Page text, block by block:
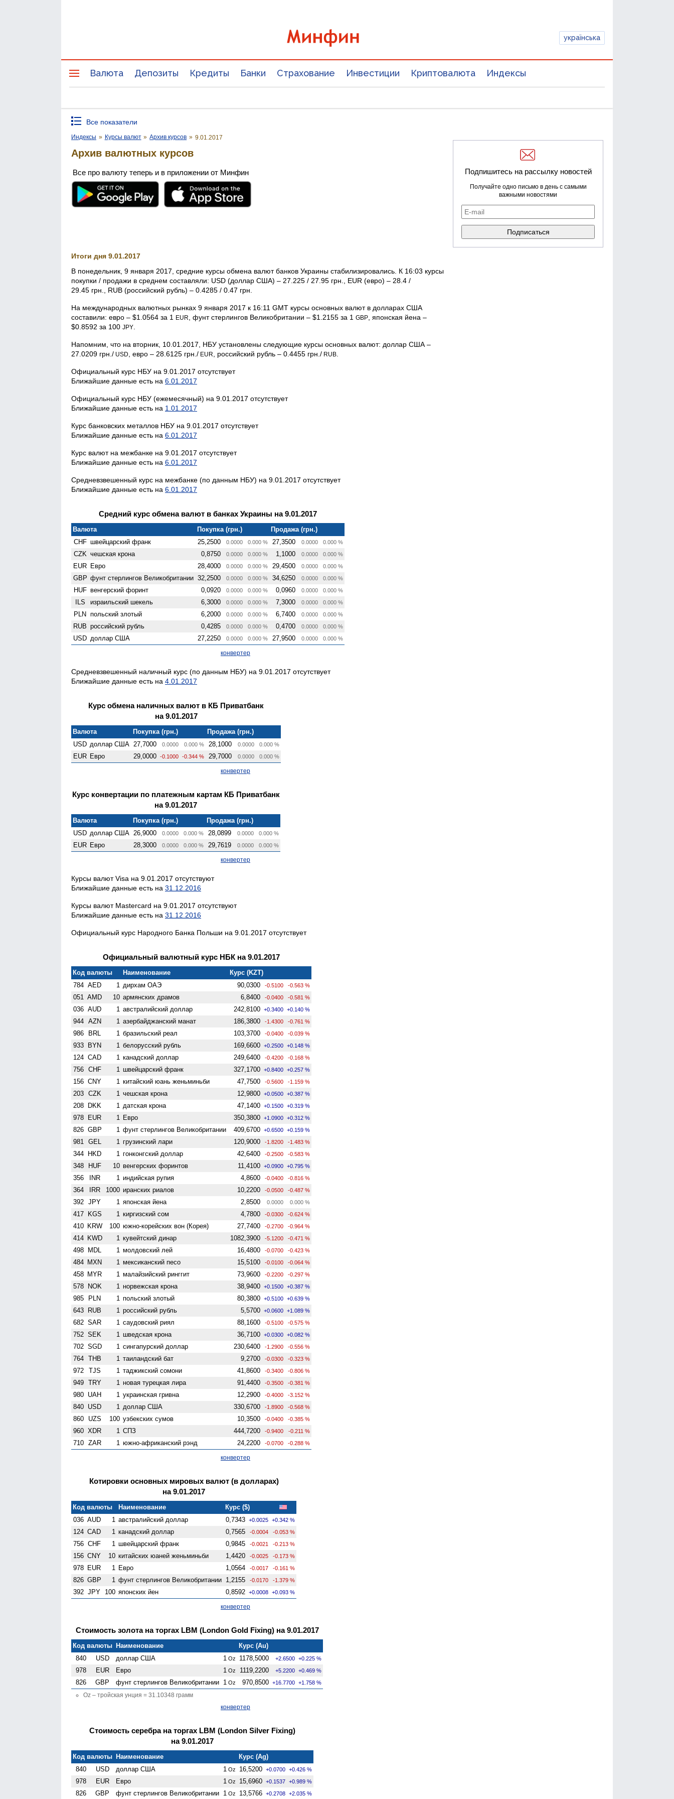
українська
Валюта Депозиты Кредиты Банки Страхование Инвестиции Криптовалюта Индексы
Все показатели
Индексы » Курсы валют » Архив курсов » 9.01.2017
Архив валютных курсов
Все про валюту теперь и в приложении от Минфин
Итоги дня 9.01.2017
В понедельник, 9 января 2017, средние курсы обмена валют банков Украины стабилизировались. К 16:03 курсы
покупки / продажи в среднем составляли: USD (доллар США) – 27.225 / 27.95 грн., EUR (евро) – 28.4 /
29.45 грн., RUB (российский рубль) – 0.4285 / 0.47 грн.
На международных валютных рынках 9 января 2017 к 16:11 GMT курсы основных валют в долларах США
составили: евро – $1.0564 за 1 EUR , фунт стерлингов Великобритании – $1.2155 за 1 GBP , японская йена –
$0.8592 за 100 JPY
Напомним, что на вторник, 10.01.2017, НБУ установлены следующие курсы основных валют: доллар США –
27.0209 грн./ USD , евро – 28.6125 грн./ EUR , российский рубль – 0.4455 грн./ RUB
Официальный курс НБУ на 9.01.2017 отсутствует
Ближайшие данные есть на 6.01.2017
Официальный курс НБУ (ежемесячный) на 9.01.2017 отсутствует
Ближайшие данные есть на 1.01.2017
Курс банковских металлов НБУ на 9.01.2017 отсутствует
Ближайшие данные есть на 6.01.2017
Курс валют на межбанке на 9.01.2017 отсутствует
Ближайшие данные есть на 6.01.2017
Средневзвешенный курс на межбанке (по данным НБУ) на 9.01.2017 отсутствует
Ближайшие данные есть на 6.01.2017
Средний курс обмена валют в банках Украины на 9.01.2017
Валюта Покупка (грн.)
Продажа (грн.)
CHF швейцарский франк 25,2500 0.0000 0.000 % 27,3500 0.0000 0.000 %
CZK чешская крона 0,8750 0.0000 0.000 % 1,1000 0.0000 0.000 %
EUR Евро 28,4000 0.0000 0.000 % 29,4500 0.0000 0.000 %
GBP фунт стерлингов Велико­британии 32,2500 0.0000 0.000 % 34,6250 0.0000 0.000 %
HUF венгерский форинт 0,0920 0.0000 0.000 % 0,0960 0.0000 0.000 %
ILS израильский шекель 6,3000 0.0000 0.000 % 7,3000 0.0000 0.000 %
PLN польский злотый 6,2000 0.0000 0.000 % 6,7400 0.0000 0.000 %
RUB российский рубль 0,4285 0.0000 0.000 % 0,4700 0.0000 0.000 %
USD доллар США 27,2250 0.0000 0.000 % 27,9500 0.0000 0.000 %
конвертер
Средневзвешенный наличный курс (по данным НБУ) на 9.01.2017 отсутствует
Ближайшие данные есть на 4.01.2017
Курс обмена наличных валют в КБ Приватбанк
на 9.01.2017
Валюта Покупка (грн.)
Продажа (грн.)
USD доллар США 27,7000 0.0000 0.000 % 28,1000 0.0000 0.000 %
EUR Евро 29,0000 -0.1000 -0.344 % 29,7000 0.0000 0.000 %
конвертер
Курс конвертации по платежным картам КБ Приватбанк
на 9.01.2017
Валюта Покупка (грн.)
Продажа (грн.)
USD доллар США 26,9000 0.0000 0.000 % 28,0899 0.0000 0.000 %
EUR Евро 28,3000 0.0000 0.000 % 29,7619 0.0000 0.000 %
конвертер
Курсы валют Visa на 9.01.2017 отсутствуют
Ближайшие данные есть на 31.12.2016
Курсы валют Mastercard на 9.01.2017 отсутствуют
Ближайшие данные есть на 31.12.2016
Официальный курс Народного Банка Польши на 9.01.2017 отсутствует
Официальный валютный курс НБК на 9.01.2017
Код валюты Наименование
Курс (KZT)
784 AED 1 дирхам ОАЭ 90,0300 -0.5100 -0.563 %
051 AMD 10 армянских драмов 6,8400 -0.0400 -0.581 %
036 AUD 1 австралийский доллар 242,8100 +0.3400 +0.140 %
944 AZN 1 азербайджанский манат 186,3800 -1.4300 -0.761 %
986 BRL 1 бразильский реал 103,3700 -0.0400 -0.039 %
933 BYN 1 белорусский рубль 169,6600 +0.2500 +0.148 %
124 CAD 1 канадский доллар 249,6400 -0.4200 -0.168 %
756 CHF 1 швейцарский франк 327,1700 +0.8400 +0.257 %
156 CNY 1 китайский юань женьминьби 47,7500 -0.5600 -1.159 %
203 CZK 1 чешская крона 12,9800 +0.0500 +0.387 %
208 DKK 1 датская крона 47,1400 +0.1500 +0.319 %
978 EUR 1 Евро 350,3800 +1.0900 +0.312 %
826 GBP 1 фунт стерлингов Велико­британии 409,6700 +0.6500 +0.159 %
981 GEL 1 грузинский лари 120,9000 -1.8200 -1.483 %
344 HKD 1 гонконгский доллар 42,6400 -0.2500 -0.583 %
348 HUF 10 венгерских форинтов 11,4100 +0.0900 +0.795 %
356 INR 1 индийская рупия 4,8600 -0.0400 -0.816 %
364 IRR 1000 иранских риалов 10,2200 -0.0500 -0.487 %
392 JPY 1 японская йена 2,8500 0.0000 0.000 %
417 KGS 1 киргизский сом 4,7800 -0.0300 -0.624 %
410 KRW 100 южно-корейских вон (Корея) 27,7400 -0.2700 -0.964 %
414 KWD 1 кувейтский динар 1082,3900 -5.1200 -0.471 %
498 MDL 1 молдовский лей 16,4800 -0.0700 -0.423 %
484 MXN 1 мексиканский песо 15,5100 -0.0100 -0.064 %
458 MYR 1 малайзийский ринггит 73,9600 -0.2200 -0.297 %
578 NOK 1 норвежская крона 38,9400 +0.1500 +0.387 %
985 PLN 1 польский злотый 80,3800 +0.5100 +0.639 %
643 RUB 1 российский рубль 5,5700 +0.0600 +1.089 %
682 SAR 1 саудовский риял 88,1600 -0.5100 -0.575 %
752 SEK 1 шведская крона 36,7100 +0.0300 +0.082 %
702 SGD 1 сингапурский доллар 230,6400 -1.2900 -0.556 %
764 THB 1 таиландский бат 9,2700 -0.0300 -0.323 %
972 TJS 1 таджикский сомони 41,8600 -0.3400 -0.806 %
949 TRY 1 новая турецкая лира 91,4400 -0.3500 -0.381 %
980 UAH 1 украинская гривна 12,2900 -0.4000 -3.152 %
840 USD 1 доллар США 330,6700 -1.8900 -0.568 %
860 UZS 100 узбекских сумов 10,3500 -0.0400 -0.385 %
960 XDR 1 СПЗ 444,7200 -0.9400 -0.211 %
710 ZAR 1 южно-африканский рэнд 24,2200 -0.0700 -0.288 %
конвертер
Котировки основных мировых валют (в долларах)
на 9.01.2017
Код валюты Наименование
Курс ($)
036 AUD 1 австралийский доллар 0,7343 +0.0025 +0.342 %
124 CAD 1 канадский доллар 0,7565 -0.0004 -0.053 %
756 CHF 1 швейцарский франк 0,9845 -0.0021 -0.213 %
156 CNY 10 китайских юаней женьминьби 1,4420 -0.0025 -0.173 %
978 EUR 1 Евро 1,0564 -0.0017 -0.161 %
826 GBP 1 фунт стерлингов Велико­британии 1,2155 -0.0170 -1.379 %
392 JPY 100 японских йен 0,8592 +0.0008 +0.093 %
конвертер
Стоимость золота на торгах LBM (London Gold Fixing) на 9.01.2017
Код валюты Наименование
Курс (Au)
840
USD доллар США 1 Oz 1178,5000 +2.6500 +0.225 %
978 EUR Евро 1 Oz 1119,2200 +5.2200 +0.469 %
826 GBP фунт стерлингов Велико­британии 1 Oz 970,8500 +16.7700 +1.758 %
Oz – тройская унция = 31.10348 грамм
конвертер
Стоимость серебра на торгах LBM (London Silver Fixing)
на 9.01.2017
Код валюты Наименование
Курс (Ag)
840
USD доллар США 1 Oz 16,5200 +0.0700 +0.426 %
978 EUR Евро 1 Oz 15,6960 +0.1537 +0.989 %
826 GBP фунт стерлингов Велико­британии 1 Oz 13,5766 +0.2708 +2.035 %
Подпишитесь на рассылку новостей
Получайте одно письмо в день с самыми
важными новостями